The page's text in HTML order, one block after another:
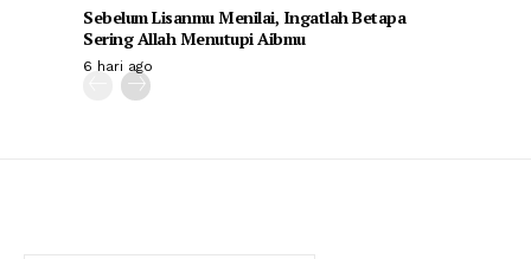
Sebelum Lisanmu Menilai, Ingatlah Betapa
Sering Allah Menutupi Aibmu
6 hari ago